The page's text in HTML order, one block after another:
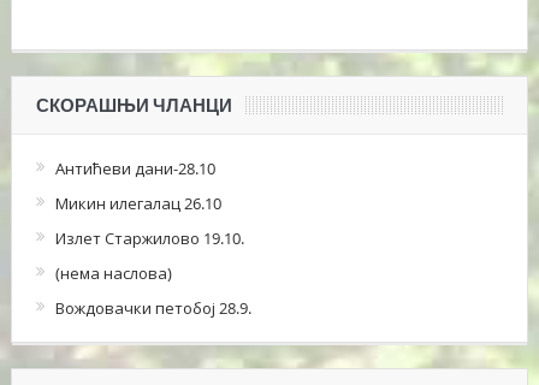
СКОРАШЊИ ЧЛАНЦИ
Антићеви дани-28.10
Микин илегалац 26.10
Излет Старжилово 19.10.
(нема наслова)
Вождовачки петобој 28.9.